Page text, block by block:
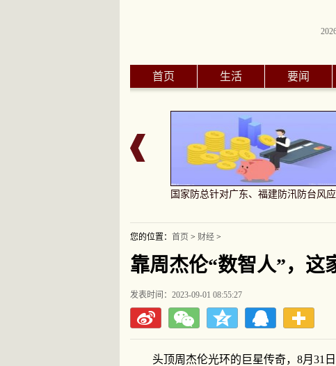
首页 生活 要闻
国家防总针对广东、福建防汛防台风
您的位置： 首页 > 财经 >
靠周杰伦“数智人”，这
发表时间：2023-09-01 08:55:27
头顶周杰伦光环的巨星传奇，8月31